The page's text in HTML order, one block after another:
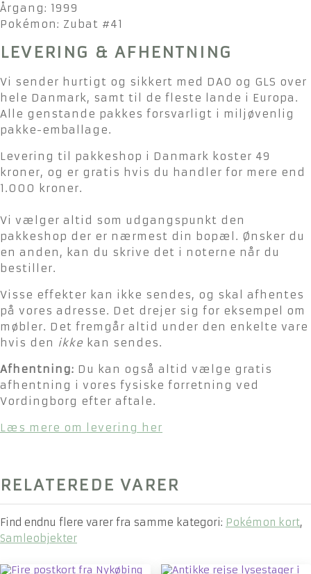
Årgang: 1999
Pokémon: Zubat #41
LEVERING & AFHENTNING
Vi sender hurtigt og sikkert med DAO og GLS over
hele Danmark, samt til de fleste lande i Europa.
Alle genstande pakkes forsvarligt i miljøvenlig
pakke-emballage.
Levering til pakkeshop i Danmark koster 49
kroner, og er gratis hvis du handler for mere end
1.000 kroner.
Vi vælger altid som udgangspunkt den
pakkeshop der er nærmest din bopæl. Ønsker du
en anden, kan du skrive det i noterne når du
bestiller.
Visse effekter kan ikke sendes, og skal afhentes
på vores adresse. Det drejer sig for eksempel om
møbler. Det fremgår altid under den enkelte vare
hvis den ikke kan sendes.
Afhentning: Du kan også altid vælge gratis
afhentning i vores fysiske forretning ved
Vordingborg efter aftale.
Læs mere om levering her
RELATEREDE VARER
Find endnu flere varer fra samme kategori: Pokémon kort,
Samleobjekter